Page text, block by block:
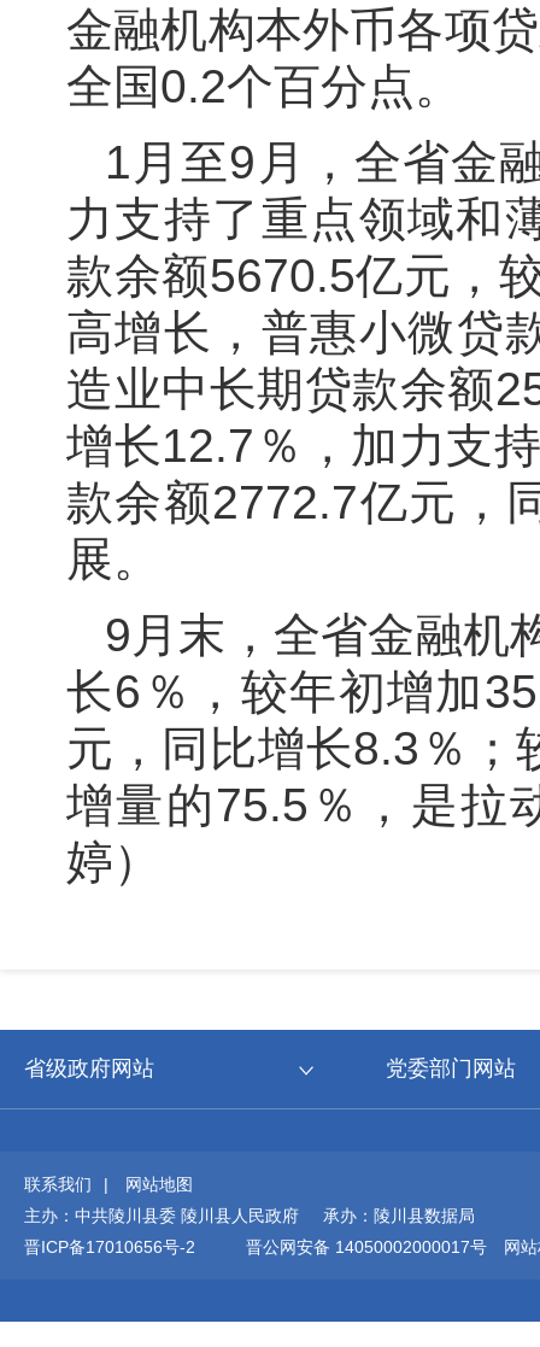
金融机构本外币各项
全国0.2个百分点。
1月至9月，全省金
力支持了重点领域和
款余额5670.5亿元，
高增长，普惠小微贷
造业中长期贷款余额
增长12.7％，加力支
款余额2772.7亿元，
展。
9月末，全省金融机
长6％，较年初增加
元，同比增长8.3％；
增量的75.5％，是拉
婷）
省级政府网站 党委部门网站
联系我们 |
网站地图
主办：中共陵川县委 陵川县人民政府 承办：陵川县数据局
晋ICP备17010656号-2
晋公网安备 14050002000017号 网